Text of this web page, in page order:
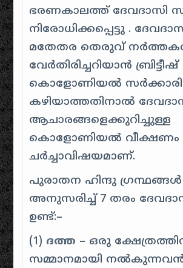
ഭരണകാലത്ത് ദേവദാസി
നിരോധിക്കപ്പെട്ടു .
മതേതര തെരുവ്
വേർതിരിച്ചറിയാൻ ബ്രിട്ടീഷ്
കൊളോണിയൽ
കഴിയാത്തതിനാൽ
ആചാരങ്ങളെക്കുറിച്ചുള്ള
കൊളോണിയൽ വീക്ഷണം
ചർച്ചാവിഷയമാണ്.
പുരാതന ഹിന്ദു ഗ്രന്ഥങ്ങൾ
അനുസരിച്ച് 7 തരം
ഉണ്ട്:–
(1) ദത്ത – ഒരു
സമ്മാനമായി